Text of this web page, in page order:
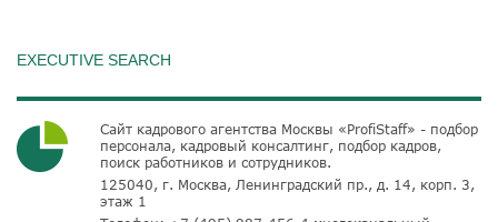
EXECUTIVE SEARCH
Сайт кадрового агентства Москвы «ProfiStaff» - подбор
персонала, кадровый консалтинг, подбор кадров,
поиск работников и сотрудников.
125040, г. Москва, Ленинградский пр., д. 14, корп. 3,
этаж 1